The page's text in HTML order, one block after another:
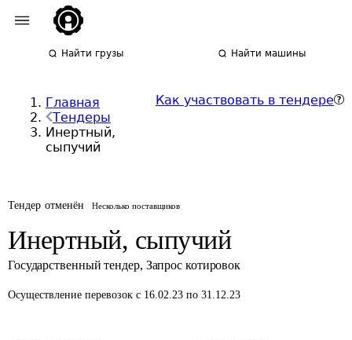
Найти грузы Найти машины
Главная
Тендеры
Инертный,
сыпучий
Как участвовать в тендере
Тендер отменён Несколько поставщиков
Инертный, сыпучий
Государственный тендер, Запрос котировок
Осуществление перевозок с 16.02.23 по 31.12.23